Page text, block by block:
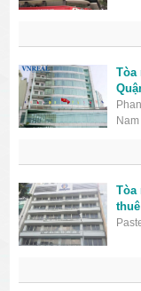
Tòa
Nam
Tòa